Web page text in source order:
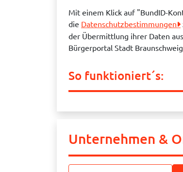
Mit einem Klick auf "BundID-
die Datenschutzbestimmungen
der Übermittlung ihrer Daten
Bürgerportal Stadt
So funktioniert´s:
Unternehmen &